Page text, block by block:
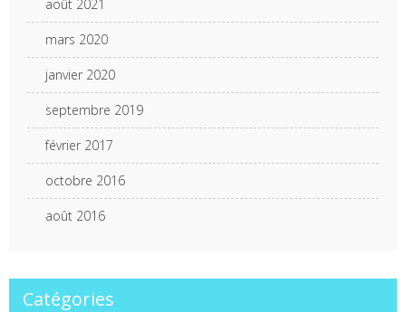
août 2021
mars 2020
janvier 2020
septembre 2019
février 2017
octobre 2016
août 2016
Catégories